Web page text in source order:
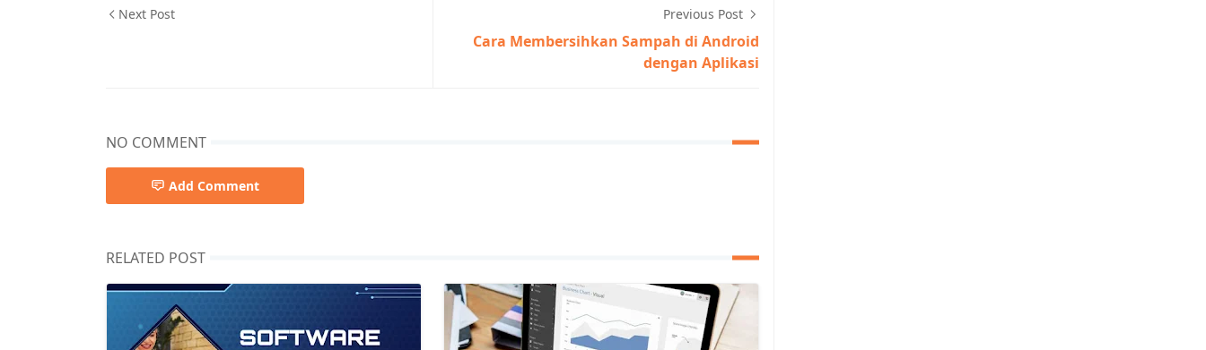
Next Post Previous Post
Cara Membersihkan Sampah di Android
dengan Aplikasi
NO COMMENT
Add Comment
RELATED POST